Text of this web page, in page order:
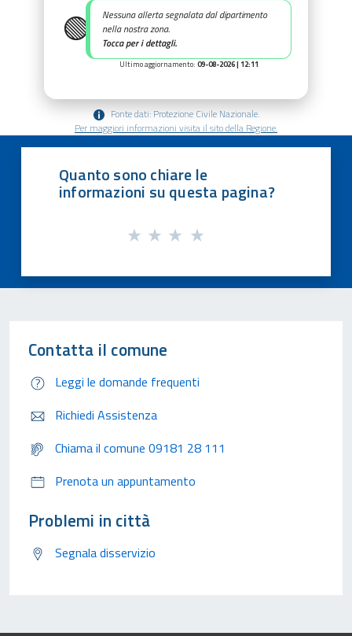
🟢
Nessuna allerta segnalata dal dipartimento
nella nostra zona.
Tocca per i dettagli.
Ultimo aggiornamento: 09-08-2026 | 12:11
Fonte dati: Protezione Civile Nazionale.
Per maggiori informazioni visita il sito della Regione.
Quanto sono chiare le
informazioni su questa pagina?
Contatta il comune
Leggi le domande frequenti
Richiedi Assistenza
Chiama il comune 09181 28 111
Prenota un appuntamento
Problemi in città
Segnala disservizio